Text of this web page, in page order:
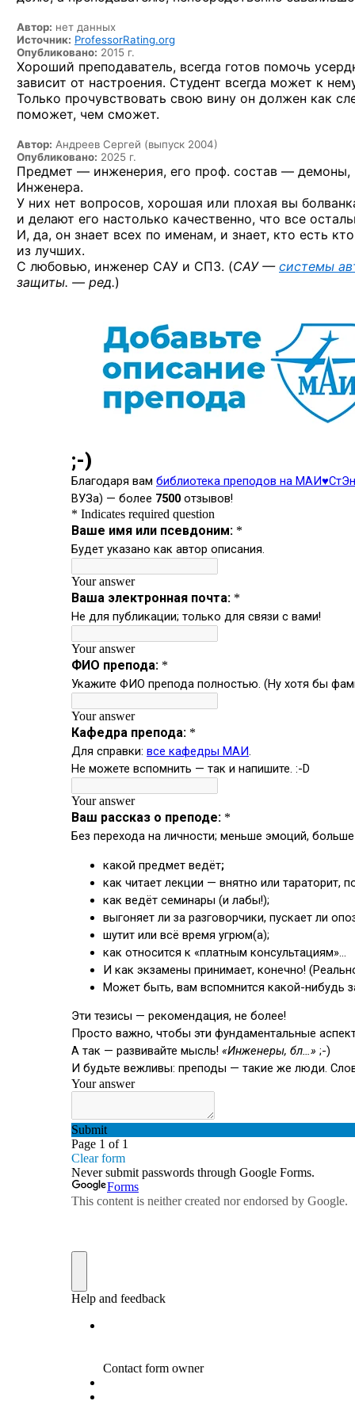
Автор: нет данных
Источник: ProfessorRating.org
Опубликовано: 2015 г.
Хороший преподаватель, всегда готов помочь
зависит от настроения. Студент всегда может к
Только прочувствовать свою вину он должен как
поможет, чем сможет.
Автор: Андреев Сергей (выпуск 2004)
Опубликовано: 2025 г.
Предмет — инженерия, его проф. состав — демоны,
Инженера.
У них нет вопросов, хорошая или плохая вы
и делают его настолько качественно, что все
И, да, он знает всех по именам, и знает, кто есть
из лучших.
С любовью, инженер САУ и СПЗ. (САУ — системы
защиты. — ред.)